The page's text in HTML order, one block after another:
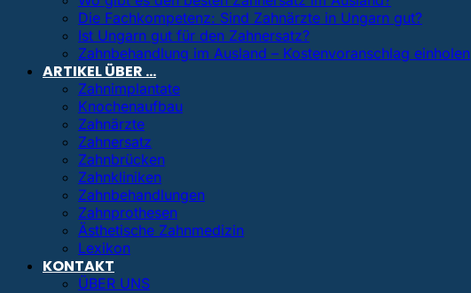
Die Fachkompetenz: Sind Zahnärzte in Ungarn gut?
Ist Ungarn gut für den Zahnersatz?
Zahnbehandlung im Ausland – Kostenvoranschlag einholen
ARTIKEL ÜBER …
Zahnimplantate
Knochenaufbau
Zahnärzte
Zahnersatz
Zahnbrücken
Zahnkliniken
Zahnbehandlungen
Zahnprothesen
Ästhetische Zahnmedizin
Lexikon
KONTAKT
ÜBER UNS